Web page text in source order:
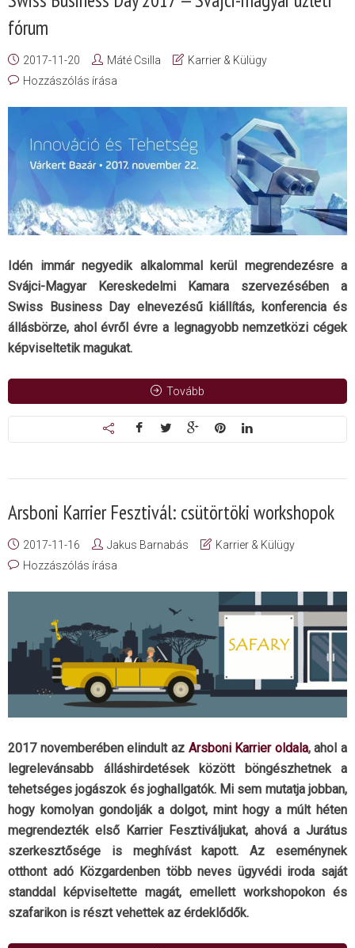
fórum
2017-11-20 Máté Csilla
Karrier & Külügy
Hozzászólás írása
Idén immár negyedik alkalommal kerül megrendezésre a
Svájci-Magyar Kereskedelmi Kamara szervezésében a
Swiss Business Day elnevezésű kiállítás, konferencia és
állásbörze, ahol évről évre a legnagyobb nemzetközi cégek
képviseltetik magukat.
Tovább
Arsboni Karrier Fesztivál: csütörtöki workshopok
2017-11-16 Jakus Barnabás
Karrier & Külügy
Hozzászólás írása
2017 novemberében elindult az Arsboni Karrier oldala, ahol a
legrelevánsabb álláshirdetések között böngészhetnek a
tehetséges jogászok és joghallgatók. Mi sem mutatja jobban,
hogy komolyan gondolják a dolgot, mint hogy a múlt héten
megrendezték első Karrier Fesztiváljukat, ahová a Jurátus
szerkesztősége is meghívást kapott. Az eseménynek
otthont adó Közgardenben több neves ügyvédi iroda saját
standdal képviseltette magát, emellett workshopokon és
szafarikon is részt vehettek az érdeklődők.